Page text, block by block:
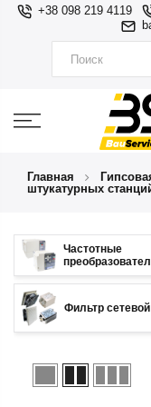
+38 098 219 4119
Главная
штукатурных
Частотные
Фильтр сетевой